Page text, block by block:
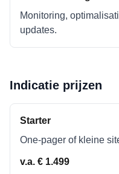
Monitoring,
updates.
Indicatie prijzen
Starter
One-pager of kleine
v.a. € 1.499